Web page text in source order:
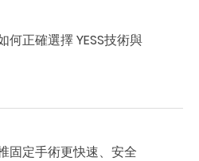
何正確選擇 YESS技術與
固定手術更快速、安全